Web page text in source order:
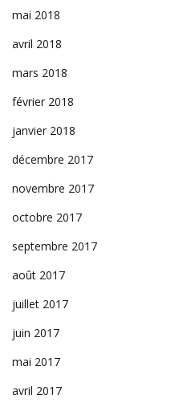
mai 2018
avril 2018
mars 2018
février 2018
janvier 2018
décembre 2017
novembre 2017
octobre 2017
septembre 2017
août 2017
juillet 2017
juin 2017
mai 2017
avril 2017